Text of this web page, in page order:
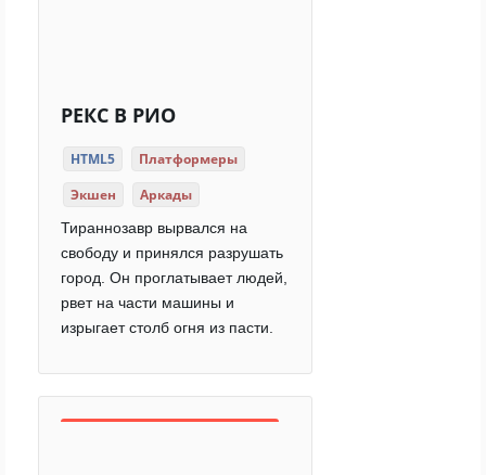
РЕКС В РИО
HTML5
Платформеры
Экшен
Аркады
Тираннозавр вырвался на
свободу и принялся разрушать
город. Он проглатывает людей,
рвет на части машины и
изрыгает столб огня из пасти.